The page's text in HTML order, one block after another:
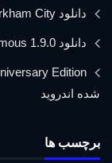
دانلود Batman: Arkham City برای اندروید
دانلود Blasphemous 1.9.0 برای اندروید
شده اندروید
برچسب ها